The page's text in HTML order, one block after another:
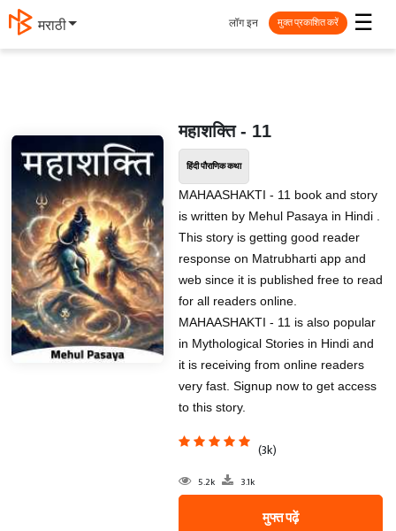
मराठी ☰
लॉग इन मुक्त प्रकाशित करें
महाशक्ति - 11
हिंदी पौराणिक कथा
MAHAASHAKTI - 11 book and story
is written by Mehul Pasaya in Hindi .
This story is getting good reader
response on Matrubharti app and
web since it is published free to read
for all readers online.
MAHAASHAKTI - 11 is also popular
in Mythological Stories in Hindi and
it is receiving from online readers
very fast. Signup now to get access
to this story.
(3k)
5.2k 3.1k
मुफ्त पढ़ें